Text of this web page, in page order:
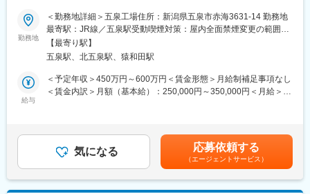
【豊富な福利厚生】
■作業服・安全靴の貸与あり
■住宅補助手当 / 会社規程に該当の場合
(30歳まで15,000円/月、35歳まで10,000円/月)
(配偶者12,000円、子1人につき8,000円)
■確定拠出型年金制度（DC)
日本から世界へ。当社の医療機器は、世界数十か国で採用されて
います。
人々の生命・健康を預かる医療現場でトップクラスシェアを持
【業務概要】
■当社は100年を超える医療機器メーカーで、世界的なトップクラ
スシェア製品を持つ安定企業です。
■手術で使用する整形外科・脳外科関係製品（脳動脈瘤クリップ、
整形外科インプラント、鋼製器具等） の製造を支える資材部門
で、原材料や部材の発注、一次加工や在庫の維持管理、入出庫対
■仕入先へ原材料の見積依頼・価格交渉、発注・納期管理、入庫処
理、ミルシート（材料・品質証明書）管理
■材料加工（切断・搬送等）と資材管理（在庫の維持・管理、棚卸
勤務地
＜勤務地詳細＞五泉工場住所：新潟県五泉市赤海3631-14 勤務地
最寄駅：JR線／五泉駅受動喫煙対策：屋内全面禁煙変更の範囲：
会社の定める事業所
【最寄り駅】
五泉駅、北五泉駅、猿和田駅
給与
＜予定年収＞450万円～600万円＜賃金形態＞月給制補足事項なし
＜賃金内訳＞月額（基本給）：250,000円～350,000円＜月給＞
選考を通じて上下する可能性があります。・業績加算賞与の制度
があり、年収は平均的な加算賞与を含みます。・残業代別途支給
賃金はあくまでも目安の金額であり、選考を通じて上下する可能
性があります。月給(月額)は固定手当を含めた表記です。
気になる 応募依頼する
（エージェントサービス）